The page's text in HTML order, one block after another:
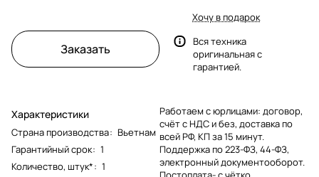
Заказать
Характеристики
Страна производства: Вьетнам
Гарантийный срок: 1
Количество, штук*: 1
Хочу в подарок
Вся техника
оригинальная с
гарантией.
Работаем с юрлицами: договор,
счёт с НДС и без, доставка по
всей РФ, КП за 15 минут.
Поддержка по 223-ФЗ, 44-ФЗ,
электронный документооборот.